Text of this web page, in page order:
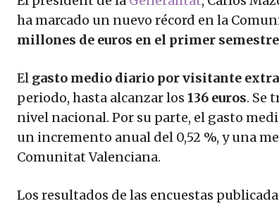
ha marcado un nuevo récord en la
millones de euros en el primer
El gasto medio diario por visitante
periodo, hasta alcanzar los 136 euros. Se
nivel nacional. Por su parte, el gasto
un incremento anual del 0,52 %, y una
Comunitat Valenciana.
Los resultados de las encuestas